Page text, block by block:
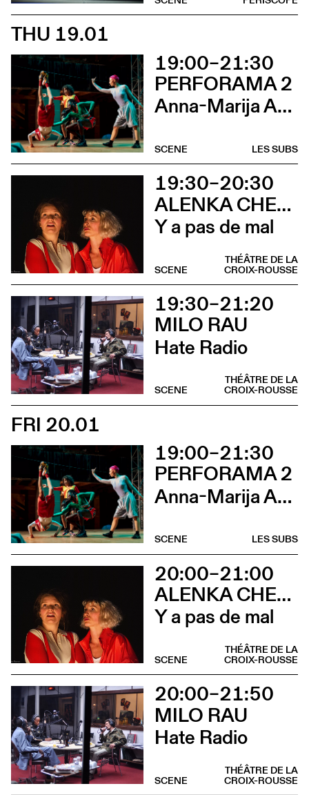
THU 19.01
19:00–21:30
PERFORAMA 2
Anna-Marija Adomaityte & Gautier Teuscher, Marc Oosterhoff, Catol Teixeira, Ouinch Ouinch
LES SUBS
SCENE
19:30–20:30
ALENKA CHENUZ & AMÉLIE VIDON
Y a pas de mal
THÉÂTRE DE LA
CROIX-ROUSSE
SCENE
19:30–21:20
MILO RAU
Hate Radio
THÉÂTRE DE LA
CROIX-ROUSSE
SCENE
FRI 20.01
19:00–21:30
PERFORAMA 2
Anna-Marija Adomaityte & Gautier Teuscher, Marc Oosterhoff, Catol Teixeira, Ouinch Ouinch
LES SUBS
SCENE
20:00–21:00
ALENKA CHENUZ & AMÉLIE VIDON
Y a pas de mal
THÉÂTRE DE LA
CROIX-ROUSSE
SCENE
20:00–21:50
MILO RAU
Hate Radio
THÉÂTRE DE LA
CROIX-ROUSSE
SCENE